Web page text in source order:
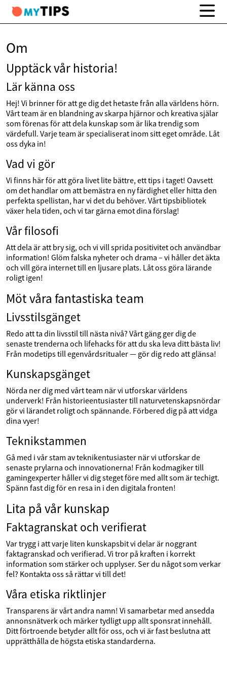
Om
Upptäck vår historia!
Lär känna oss
Hej! Vi brinner för att ge dig det hetaste från alla världens hörn.
Vårt team är en blandning av skarpa hjärnor och kreativa själar
som förenas för att dela kunskap som är lika trendig som
värdefull. Varje team är specialiserat inom sitt eget område. Låt
oss dyka in!
Vad vi gör
Vi finns här för att göra livet lite bättre, ett tips i taget! Oavsett
om det handlar om att bemästra en ny färdighet eller hitta den
perfekta spellistan, har vi det du behöver. Vårt tipsbibliotek
växer hela tiden, och vi tar gärna emot dina förslag!
Vår filosofi
Att dela är att bry sig, och vi vill sprida positivitet och användbar
information! Glöm falska nyheter och drama – vi håller det äkta
och vill göra internet till en ljusare plats. Låt oss göra lärande
roligt igen!
Möt våra fantastiska team
Livsstilsgänget
Redo att ta din livsstil till nästa nivå? Vårt gäng ger dig de
senaste trenderna och lifehacks för att du ska leva ditt bästa liv!
Från modetips till egenvårdsritualer — gör dig redo att glänsa!
Kunskapsgänget
Nörda ner dig med vårt team när vi utforskar världens
underverk! Från historieentusiaster till naturvetenskapsnördar
gör vi lärandet roligt och spännande. Förbered dig på att vidga
dina vyer!
Teknikstammen
Gå med i vår stam av teknikentusiaster när vi utforskar de
senaste prylarna och innovationerna! Från kodmagiker till
gamingexperter håller vi dig steget före med allt som är techigt.
Spänn fast dig för en resa in i den digitala fronten!
Lita på vår kunskap
Faktagranskat och verifierat
Var trygg i att varje liten kunskapsbit vi delar är noggrant
faktagranskad och verifierad. Vi tror på kraften i korrekt
information som stärker och upplyser. Ser du något som verkar
fel? Kontakta oss så rättar vi till det!
Våra etiska riktlinjer
Transparens är vårt andra namn! Vi samarbetar med ansedda
annonsnätverk och märker tydligt upp allt sponsrat innehåll.
Ditt förtroende betyder allt för oss, och vi är fast beslutna att
upprätthålla de högsta etiska standarderna.